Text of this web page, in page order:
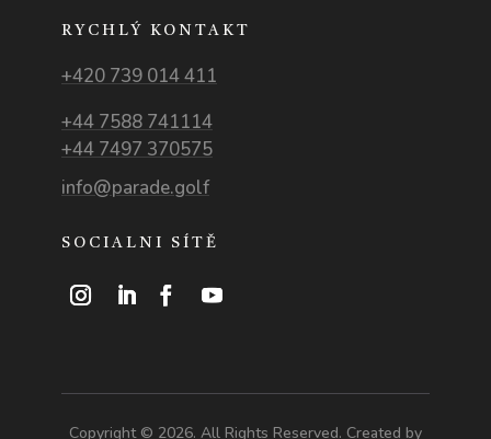
RYCHLÝ KONTAKT
+420 739 014 411
+44 7588 741114
+44 7497 370575
info@parade.golf
SOCIALNI SÍTĚ
Copyright © 2026. All Rights Reserved. Created by